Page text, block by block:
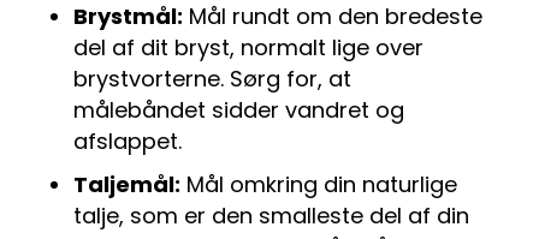
Brystmål: Mål rundt om den bredeste
del af dit bryst, normalt lige over
brystvorterne. Sørg for, at
målebåndet sidder vandret og
afslappet.
Taljemål: Mål omkring din naturlige
talje, som er den smalleste del af din